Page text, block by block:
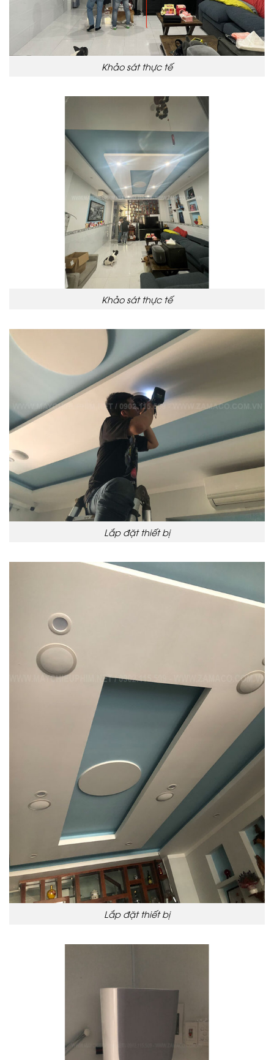
Khảo sát thực tế
Khảo sát thực tế
Lắp đặt thiết bị
Lắp đặt thiết bị